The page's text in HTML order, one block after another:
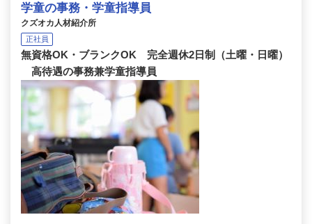
学童の事務・学童指導員
クズオカ人材紹介所
正社員
無資格OK・ブランクOK 完全週休2日制（土曜・日曜）
高待遇の事務兼学童指導員